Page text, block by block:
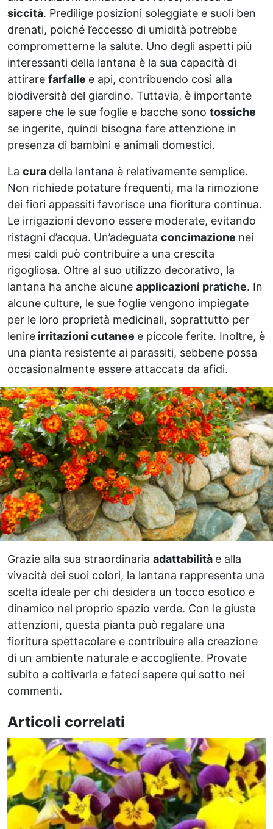
siccità. Predilige posizioni soleggiate e suoli ben
drenati, poiché l’eccesso di umidità potrebbe
comprometterne la salute. Uno degli aspetti più
interessanti della lantana è la sua capacità di
attirare farfalle e api, contribuendo così alla
biodiversità del giardino. Tuttavia, è importante
sapere che le sue foglie e bacche sono tossiche
se ingerite, quindi bisogna fare attenzione in
presenza di bambini e animali domestici.
La cura della lantana è relativamente semplice.
Non richiede potature frequenti, ma la rimozione
dei fiori appassiti favorisce una fioritura continua.
Le irrigazioni devono essere moderate, evitando
ristagni d’acqua. Un’adeguata concimazione nei
mesi caldi può contribuire a una crescita
rigogliosa. Oltre al suo utilizzo decorativo, la
lantana ha anche alcune applicazioni pratiche. In
alcune culture, le sue foglie vengono impiegate
per le loro proprietà medicinali, soprattutto per
lenire irritazioni cutanee e piccole ferite. Inoltre, è
una pianta resistente ai parassiti, sebbene possa
occasionalmente essere attaccata da afidi.
Grazie alla sua straordinaria adattabilità e alla
vivacità dei suoi colori, la lantana rappresenta una
scelta ideale per chi desidera un tocco esotico e
dinamico nel proprio spazio verde. Con le giuste
attenzioni, questa pianta può regalare una
fioritura spettacolare e contribuire alla creazione
di un ambiente naturale e accogliente. Provate
subito a coltivarla e fateci sapere qui sotto nei
commenti.
Articoli correlati